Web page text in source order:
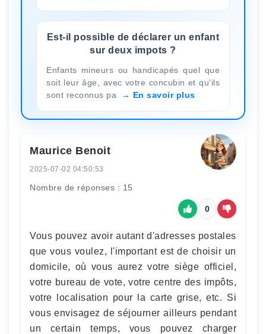
Est-il possible de déclarer un enfant
sur deux impots ?
Enfants mineurs ou handicapés quel que
soit leur âge, avec votre concubin et qu'ils
sont reconnus pa
En savoir plus
Maurice Benoit
2025-07-02 04:50:53
Nombre de réponses : 15
0
Vous pouvez avoir autant d'adresses postales
que vous voulez, l'important est de choisir un
domicile, où vous aurez votre siège officiel,
votre bureau de vote, votre centre des impôts,
votre localisation pour la carte grise, etc. Si
vous envisagez de séjourner ailleurs pendant
un certain temps, vous pouvez charger